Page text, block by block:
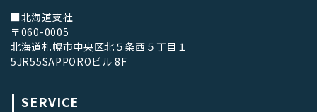
■北海道支社
〒060-0005
北海道札幌市中央区北５条西５丁目１
5JR55SAPPOROビル 8F
SERVICE